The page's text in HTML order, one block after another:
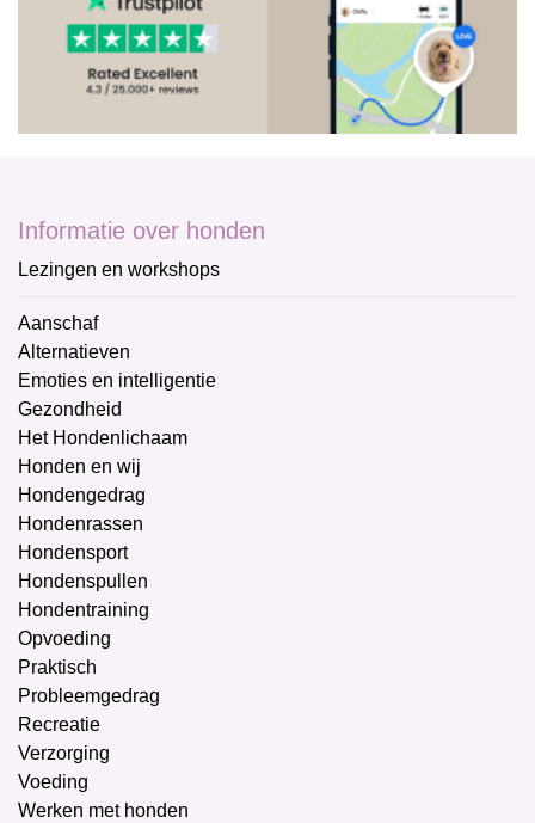
Informatie over honden
Lezingen en workshops
Aanschaf
Alternatieven
Emoties en intelligentie
Gezondheid
Het Hondenlichaam
Honden en wij
Hondengedrag
Hondenrassen
Hondensport
Hondenspullen
Hondentraining
Opvoeding
Praktisch
Probleemgedrag
Recreatie
Verzorging
Voeding
Werken met honden